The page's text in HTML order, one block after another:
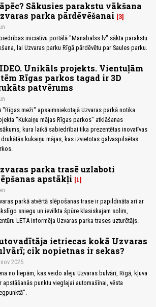
Sākusies parakstu vākšana
parka pārdēvēšanai 3
iniciatīvu portālā "Manabalss.lv" sākta parakstu
lai Uzvaras parku Rīgā pārdēvētu par Saules parku.
Unikāls projekts. Vientuļām
Rīgas parkos tagad ir 3D
patvērums
"Rīgas meži" apsaimniekotajā Uzvaras parkā notika
"Kukaiņu mājas Rīgas parkos" atklāšanas
kura laikā sabiedrībai tika prezentētas inovatīvas
drukātās kukaiņu mājas, kas izvietotas galvaspilsētas
parka trasē uzlaboti
apstākļi
1
parkā atvērtā slēpošanas trase ir papildināta arī ar
sniegu un ievilkta špūre klasiskajam solim,
LETA informēja Uzvaras parka trases uzturētājs.
ietriecas kokā Uzvaras
cik nopietnas ir sekas?
2025
no liepām, kas veido aleju Uzvaras bulvārī, Rīgā, kļuva
apstāšanās punktu vieglajai automašīnai, vēsta